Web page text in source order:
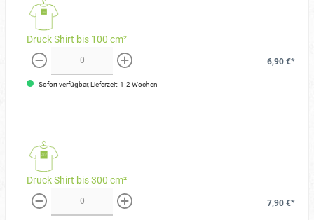
Druck Shirt bis 100 cm²
weniger mehr
6,90 €*
Sofort verfügbar, Lieferzeit: 1-2 Wochen
Druck Shirt bis 300 cm²
weniger mehr
7,90 €*